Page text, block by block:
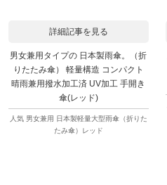
詳細記事を見る
男女兼用タイプの 日本製雨傘。（折
りたたみ傘） 軽量構造 コンパクト
晴雨兼用撥水加工済 UV加工 手開き
傘(レッド)
人気 男女兼用 日本製軽量大型雨傘（折りた
たみ傘）レッド